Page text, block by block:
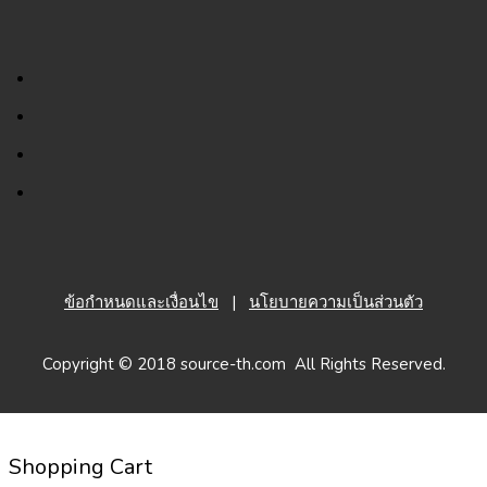
ข้อกำหนดและเงื่อนไข | นโยบายความเป็นส่วนตัว
Copyright © 2018 source-th.com All Rights Reserved.
Shopping Cart